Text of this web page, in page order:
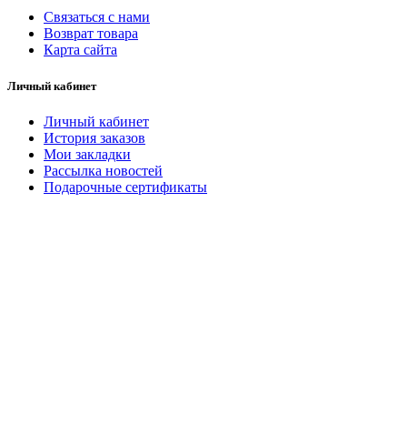
Связаться с нами
Возврат товара
Карта сайта
Личный кабинет
Личный кабинет
История заказов
Мои закладки
Рассылка новостей
Подарочные сертификаты